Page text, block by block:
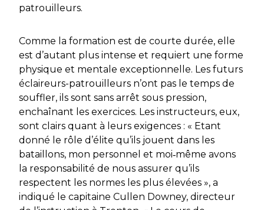
patrouilleurs.
Comme la formation est de courte durée, elle
est d’autant plus intense et requiert une forme
physique et mentale exceptionnelle. Les futurs
éclaireurs-patrouilleurs n’ont pas le temps de
souffler, ils sont sans arrêt sous pression,
enchaînant les exercices. Les instructeurs, eux,
sont clairs quant à leurs exigences : « Etant
donné le rôle d’élite qu’ils jouent dans les
bataillons, mon personnel et moi‑même avons
la responsabilité de nous assurer qu’ils
respectent les normes les plus élevées », a
indiqué le capitaine Cullen Downey, directeur